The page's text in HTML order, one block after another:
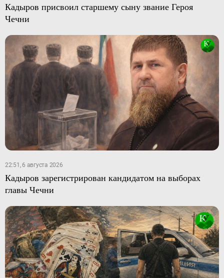
Кадыров присвоил старшему сыну звание Героя
Чечни
22:51, 6 августа 2026
Кадыров зарегистрирован кандидатом на выборах
главы Чечни